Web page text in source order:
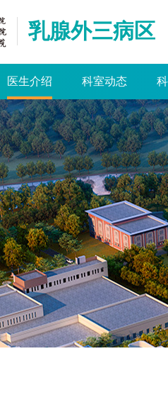
乳腺外三病区
医生介绍 科室动态